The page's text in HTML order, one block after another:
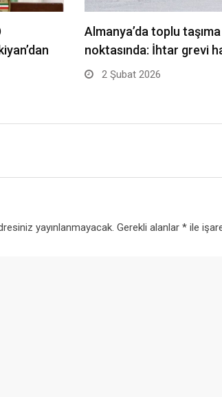
Almanya’da toplu
noktasında: İhtar grevi
2 Şubat 2026
yayınlanmayacak. Gerekli alanlar *ile